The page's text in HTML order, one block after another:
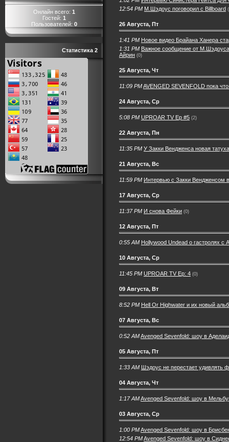
Онлайн всего: 1
Гостей: 1
Пользователей: 0
Статистика 2
12:54 PM М.Шэдоус поговорил с Billboard
26 Августа, Пт
1:41 PM Новое видео Брайана Ханера
1:31 PM Важное сообщение от
Айрин (0)
25 Августа, Чт
11:09 PMAVENGED SEVENFOLD пока
24 Августа, Ср
5:08 PM UPROAR TV Ep #5 (2)
22 Августа, Пн
11:35 PM У Закки Вендженса новая татуха
21 Августа, Вс
11:59 PM Интервью с Закки Вендженсом
17 Августа, Ср
11:37 PM И снова Фейки (0)
12 Августа, Пт
0:55 AM Hollywood Undead о гастролях с
10 Августа, Ср
11:45 PM UPROAR TV Ep: 4 (0)
09 Августа, Вт
8:52 PM Hell Or Highwater и их новый
07 Августа, Вс
0:52 AMAvenged Sevenfold: шоу в
05 Августа, Пт
1:33 AM Шэдоус не перестает удивлять
04 Августа, Чт
1:17 AMAvenged Sevenfold: шоу в
03 Августа, Ср
1:00 PMAvenged Sevenfold: шоу в
12:54 PMAvenged Sevenfold: шоу в